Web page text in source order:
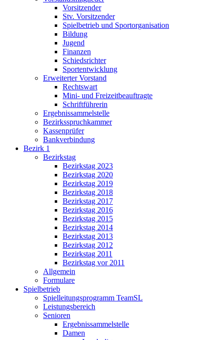
Vorsitzender
Stv. Vorsitzender
Spielbetrieb und Sportorganisation
Bildung
Jugend
Finanzen
Schiedsrichter
Sportentwicklung
Erweiterter Vorstand
Rechtswart
Mini- und Freizeitbeauftragte
Schriftführerin
Ergebnissammelstelle
Bezirksspruchkammer
Kassenprüfer
Bankverbindung
Bezirk 1
Bezirkstag
Bezirkstag 2023
Bezirkstag 2020
Bezirkstag 2019
Bezirkstag 2018
Bezirkstag 2017
Bezirkstag 2016
Bezirkstag 2015
Bezirkstag 2014
Bezirkstag 2013
Bezirkstag 2012
Bezirkstag 2011
Bezirkstag vor 2011
Allgemein
Formulare
Spielbetrieb
Spielleitungsprogramm TeamSL
Leistungsbereich
Senioren
Ergebnissammelstelle
Damen